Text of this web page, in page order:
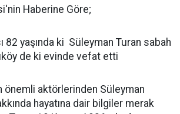
Haberine Göre;
82 yaşında ki Süleyman Turan sabah
de ki evinde vefat etti
önemli aktörlerinden Süleyman
hayatına dair bilgiler merak